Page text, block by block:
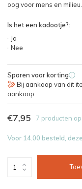
oog voor mens en
Is het een kadootje?:
Ja
Nee
Sparen voor korting i
Bij aankoop van dit
aankoop.
€7,95 7 producten
Voor 14.00 besteld,